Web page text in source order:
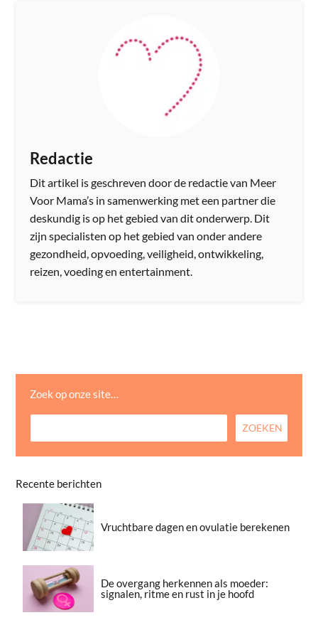
Redactie
Dit artikel is geschreven door de redactie van Meer
Voor Mama’s in samenwerking met een partner die
deskundig is op het gebied van dit onderwerp. Dit
zijn specialisten op het gebied van onder andere
gezondheid, opvoeding, veiligheid, ontwikkeling,
reizen, voeding en entertainment.
Zoek op onze site…
Recente berichten
Vruchtbare dagen en ovulatie berekenen
De overgang herkennen als moeder:
signalen, ritme en rust in je hoofd